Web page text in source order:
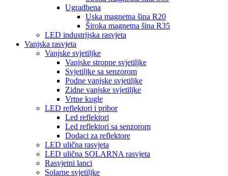
Ugradbena
Uska magnetna šina R20
Široka magnetna šina R35
LED industrijska rasvjeta
Vanjska rasvjeta
Vanjske svjetiljke
Vanjske stropne svjetiljke
Svjetiljke sa senzorom
Podne vanjske svjetiljke
Zidne vanjske svjetiljke
Vrtne kugle
LED reflektori i pribor
Led reflektori
Led reflektori sa senzorom
Dodaci za reflektore
LED ulična rasvjeta
LED ulična SOLARNA rasvjeta
Rasvjetni lanci
Solarne svjetiljke